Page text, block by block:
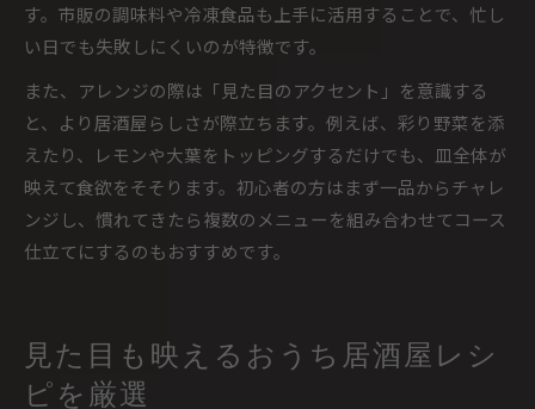
す。市販の調味料や冷凍食品も上手に活用することで、忙し
い日でも失敗しにくいのが特徴です。
また、アレンジの際は「見た目のアクセント」を意識する
と、より居酒屋らしさが際立ちます。例えば、彩り野菜を添
えたり、レモンや大葉をトッピングするだけでも、皿全体が
映えて食欲をそそります。初心者の方はまず一品からチャレ
ンジし、慣れてきたら複数のメニューを組み合わせてコース
仕立てにするのもおすすめです。
見た目も映えるおうち居酒屋レシ
ピを厳選